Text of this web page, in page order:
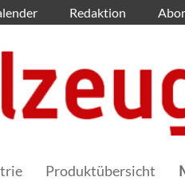
Redaktion
Produktübersicht